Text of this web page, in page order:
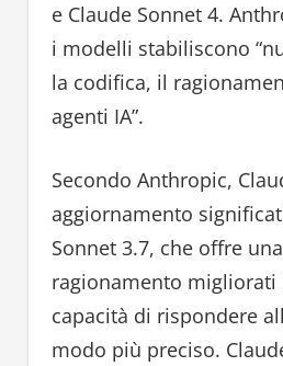
e Claude Sonnet 4.
i modelli stabiliscono
la codifica, il
agenti IA”.
Secondo Anthropic,
aggiornamento
Sonnet 3.7, che offre
ragionamento migliorati
capacità di rispondere
modo più preciso.